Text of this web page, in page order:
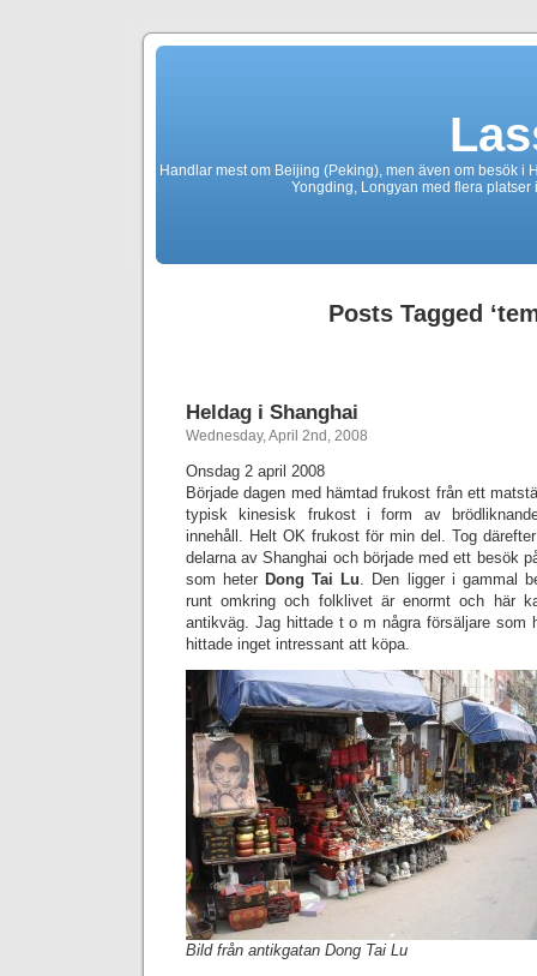
Handlar mest om Beijing (Peking), men även om besök
Yongding, Longyan med flera
Posts Tagged
Heldag i Shanghai
Wednesday, April 2nd, 2008
Onsdag 2 april 2008
Började dagen med hämtad frukost från ett
typisk kinesisk frukost i form av
innehåll. Helt OK frukost för min del. Tog
delarna av Shanghai och började med ett besök
som heter Dong Tai Lu. Den ligger i gammal
runt omkring och folklivet är enormt och här
antikväg. Jag hittade t o m några försäljare som
hittade inget intressant att köpa.
Bild från antikgatan Dong Tai Lu